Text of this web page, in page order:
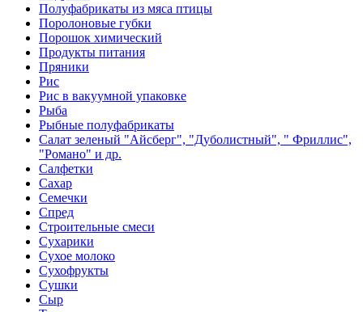
Полуфабрикаты из мяса птицы
Поролоновые губки
Порошок химический
Продукты питания
Пряники
Рис
Рис в вакуумной упаковке
Рыба
Рыбные полуфабрикаты
Салат зеленый "Айсберг", "Дуболистный", " Фриллис",
"Романо" и др.
Салфетки
Сахар
Семечки
Спред
Строительные смеси
Сухарики
Сухое молоко
Сухофрукты
Сушки
Сыр